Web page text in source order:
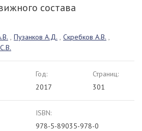
состава
Пузанков А.Д. Скребков А.В.
Год:
2017
Страниц:
301
ISBN:
978-5-89035-978-0